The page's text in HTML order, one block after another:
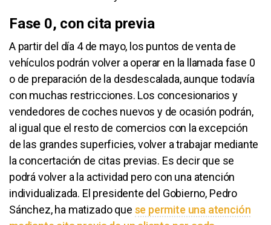
Fase 0, con cita previa
A partir del día 4 de mayo, los puntos de venta de
vehículos podrán volver a operar en la llamada fase 0
o de preparación de la desdescalada, aunque todavía
con muchas restricciones. Los concesionarios y
vendedores de coches nuevos y de ocasión podrán,
al igual que el resto de comercios con la excepción
de las grandes superficies, volver a trabajar mediante
la concertación de citas previas. Es decir que se
podrá volver a la actividad pero con una atención
individualizada. El presidente del Gobierno, Pedro
Sánchez, ha matizado que se permite una atención